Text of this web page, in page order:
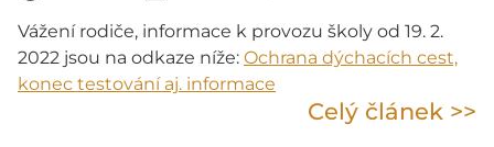
Vážení rodiče, informace k provozu školy od 19. 2.
2022 jsou na odkaze níže: Ochrana dýchacích cest,
konec testování aj. informace
Celý článek >>